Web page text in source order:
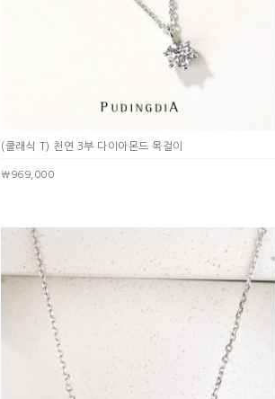
(클래식 T) 천연 3부 다이아몬드 목걸이
￦969,000